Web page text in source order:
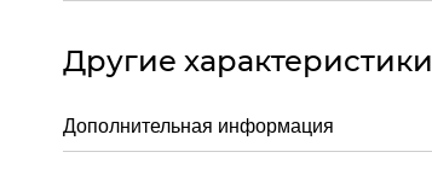
Другие характеристики
Дополнительная информация